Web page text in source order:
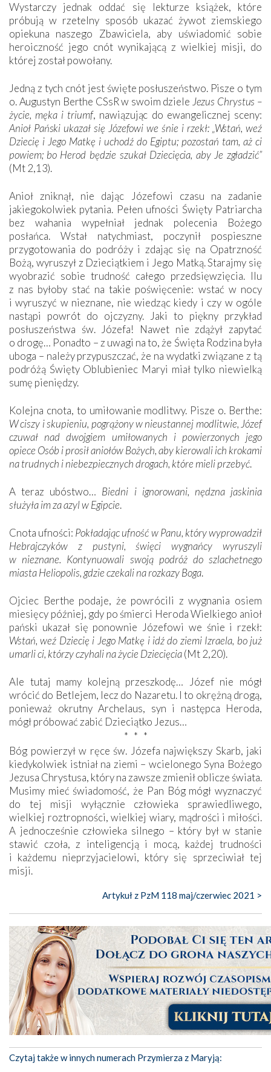
Wystarczy jednak oddać się lekturze książek, które
próbują w rzetelny sposób ukazać żywot ziemskiego
opiekuna naszego Zbawiciela, aby uświadomić sobie
heroiczność jego cnót wynikającą z wielkiej misji, do
której został powołany.
Jedną z tych cnót jest święte posłuszeństwo. Pisze o tym
o. Augustyn Berthe CSsR w swoim dziele Jezus Chrystus –
życie, męka i triumf, nawiązując do ewangelicznej sceny:
Anioł Pański ukazał się Józefowi we śnie i rzekł: „Wstań, weź
Dziecię i Jego Matkę i uchodź do Egiptu; pozostań tam, aż ci
powiem; bo Herod będzie szukał Dziecięcia, aby Je zgładzić”
(Mt 2,13).
Anioł zniknął, nie dając Józefowi czasu na zadanie
jakiegokolwiek pytania. Pełen ufności Święty Patriarcha
bez wahania wypełniał jednak polecenia Bożego
posłańca. Wstał natychmiast, poczynił pospieszne
przygotowania do podróży i zdając się na Opatrzność
Bożą, wyruszył z Dzieciątkiem i Jego Matką. Starajmy się
wyobrazić sobie trudność całego przedsięwzięcia. Ilu
z nas byłoby stać na takie poświęcenie: wstać w nocy
i wyruszyć w nieznane, nie wiedząc kiedy i czy w ogóle
nastąpi powrót do ojczyzny. Jaki to piękny przykład
posłuszeństwa św. Józefa! Nawet nie zdążył zapytać
o drogę… Ponadto – z uwagi na to, że Święta Rodzina była
uboga – należy przypuszczać, że na wydatki związane z tą
podróżą Święty Oblubieniec Maryi miał tylko niewielką
sumę pieniędzy.
Kolejna cnota, to umiłowanie modlitwy. Pisze o. Berthe:
W ciszy i skupieniu, pogrążony w nieustannej modlitwie, Józef
czuwał nad dwojgiem umiłowanych i powierzonych jego
opiece Osób i prosił aniołów Bożych, aby kierowali ich krokami
na trudnych i niebezpiecznych drogach, które mieli przebyć.
A teraz ubóstwo… Biedni i ignorowani, nędzna jaskinia
służyła im za azyl w Egipcie.
Cnota ufności: Pokładając ufność w Panu, który wyprowadził
Hebrajczyków z pustyni, święci wygnańcy wyruszyli
w nieznane. Kontynuowali swoją podróż do szlachetnego
miasta Heliopolis, gdzie czekali na rozkazy Boga.
Ojciec Berthe podaje, że powrócili z wygnania osiem
miesięcy później, gdy po śmierci Heroda Wielkiego anioł
pański ukazał się ponownie Józefowi we śnie i rzekł:
Wstań, weź Dziecię i Jego Matkę i idź do ziemi Izraela, bo już
umarli ci, którzy czyhali na życie Dziecięcia(Mt 2,20).
Ale tutaj mamy kolejną przeszkodę… Józef nie mógł
wrócić do Betlejem, lecz do Nazaretu. I to okrężną drogą,
ponieważ okrutny Archelaus, syn i następca Heroda,
mógł próbować zabić Dzieciątko Jezus…
* * *
Bóg powierzył w ręce św. Józefa największy Skarb, jaki
kiedykolwiek istniał na ziemi – wcielonego Syna Bożego
Jezusa Chrystusa, który na zawsze zmienił oblicze świata.
Musimy mieć świadomość, że Pan Bóg mógł wyznaczyć
do tej misji wyłącznie człowieka sprawiedliwego,
wielkiej roztropności, wielkiej wiary, mądrości i miłości.
A jednocześnie człowieka silnego – który był w stanie
stawić czoła, z inteligencją i mocą, każdej trudności
i każdemu nieprzyjacielowi, który się sprzeciwiał tej
misji.
Artykuł z PzM 118 maj/czerwiec 2021 >
Czytaj także w innych numerach Przymierza z Maryją: